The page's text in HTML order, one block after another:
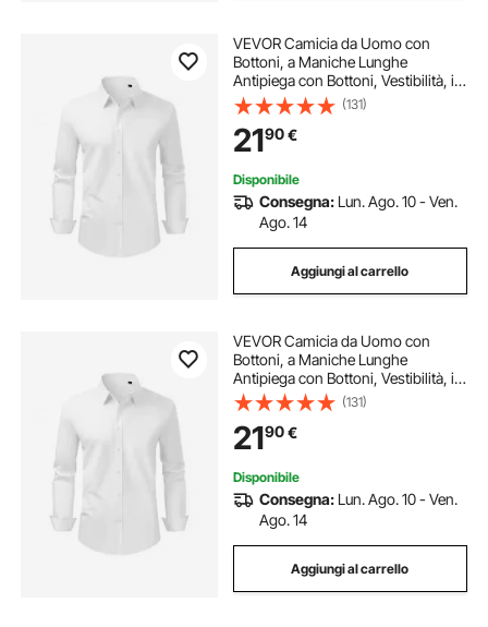
VEVOR Camicia da Uomo con
Bottoni, a Maniche Lunghe
Antipiega con Bottoni, Vestibilità, in
Tessuto Morbido ed Elasticizzato
per Abbigliamento Casual o
Formale da Lavoro, Bianco Taglia M
(131)
2190€
Disponibile
Consegna: Lun. Ago. 10 - Ven.
Ago. 14
Aggiungi al carrello
VEVOR Camicia da Uomo con
Bottoni, a Maniche Lunghe
Antipiega con Bottoni, Vestibilità, in
Tessuto Morbido ed Elasticizzato
per Abbigliamento Casual o
Formale da Lavoro, Bianco Taglia
XL
(131)
2190€
Disponibile
Consegna: Lun. Ago. 10 - Ven.
Ago. 14
Aggiungi al carrello